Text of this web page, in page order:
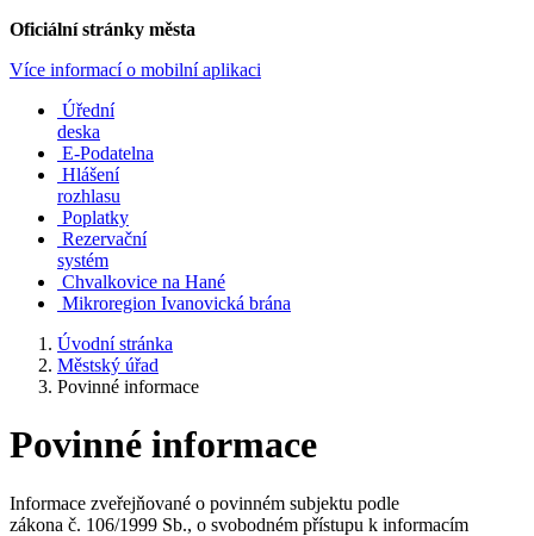
Oficiální stránky města
Více informací o mobilní aplikaci
Úřední
deska
E-Podatelna
Hlášení
rozhlasu
Poplatky
Rezervační
systém
Chvalkovice na Hané
Mikroregion Ivanovická brána
Úvodní stránka
Městský úřad
Povinné informace
Povinné informace
Informace zveřejňované o povinném subjektu podle
zákona č. 106/1999 Sb., o svobodném přístupu k informacím